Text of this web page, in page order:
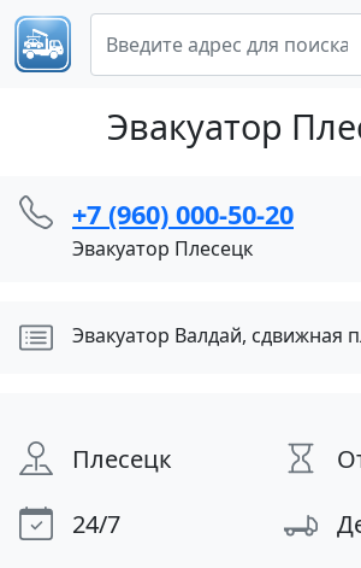
Эвакуатор
+7 (960) 000-50-20
Эвакуатор Плесецк
Эвакуатор Валдай, сдвижная
Плесецк
24/7